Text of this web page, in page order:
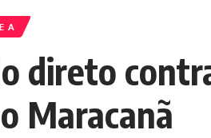
A
direto
Maracanã